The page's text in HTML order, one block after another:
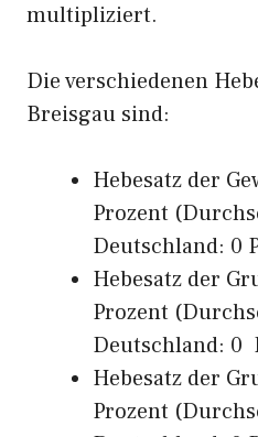
multipliziert.
Die verschiedenen
Breisgau sind:
Hebesatz der
Prozent
Deutschland: 0
Hebesatz der
Prozent
Deutschland: 0
Hebesatz der
Prozent